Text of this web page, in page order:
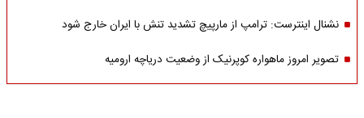
نشنال اینترست: ترامپ از مارپیچ تشدید تنش با ایران خارج شود
تصویر امروز ماهواره کوپرنیک از وضعیت دریاچه ارومیه